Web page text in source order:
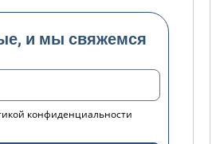
и мы свяжемся
конфиденциальности